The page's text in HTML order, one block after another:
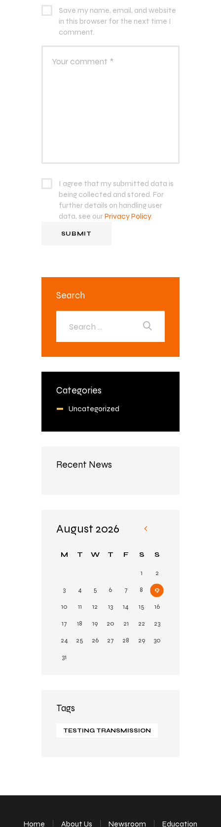
Save my name, email, and website
in this browser for the next time I
comment.
I agree that my submitted data is
being collected and stored. For
further details on handling user
data, see ourPrivacy Policy.
Search
Categories
Uncategorized
Recent News
August 2026
M T W T F S S
1
2
3
4 5 6 7 8
9
10
11 12 13 14 15
16
17
18 19 20 21 22
23
24
25 26 27 28 29
30
31
«
b
Tags
TESTING TRANSMISSION
Home About Us Newsroom Education